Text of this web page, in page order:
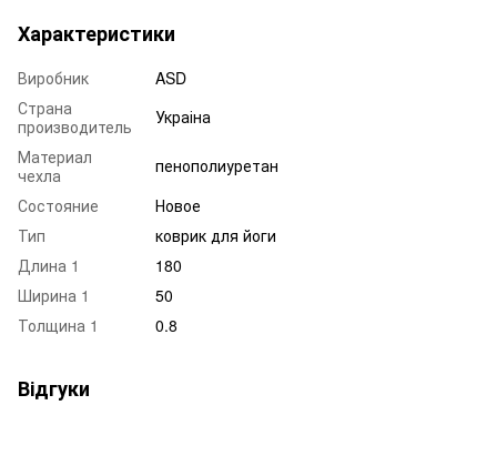
Характеристики
Виробник
ASD
Страна
производитель
Украіна
Материал
чехла
пенополиуретан
Состояние
Новое
Тип
коврик для йоги
Длина 1
180
Ширина 1
50
Толщина 1
0.8
Відгуки